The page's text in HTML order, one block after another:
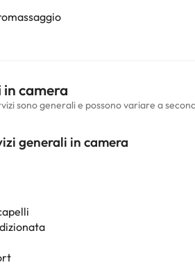
in camera
sono generali e possono variare a
generali in camera